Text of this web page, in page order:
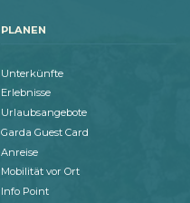
PLANEN
Unterkünfte
Erlebnisse
Urlaubsangebote
Garda Guest Card
Anreise
Mobilität vor Ort
Info Point